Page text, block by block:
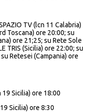
TV (lcn 11 Calabria)
Toscana) ore 20:00; su
ore 21;25; su Rete Sole
TRIS (Sicilia) ore 22:00; su
Retesei (Campania) ore
Sicilia) ore 18:00
Sicilia) ore 8:30